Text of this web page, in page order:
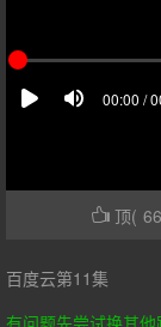
顶(
百度云第11集